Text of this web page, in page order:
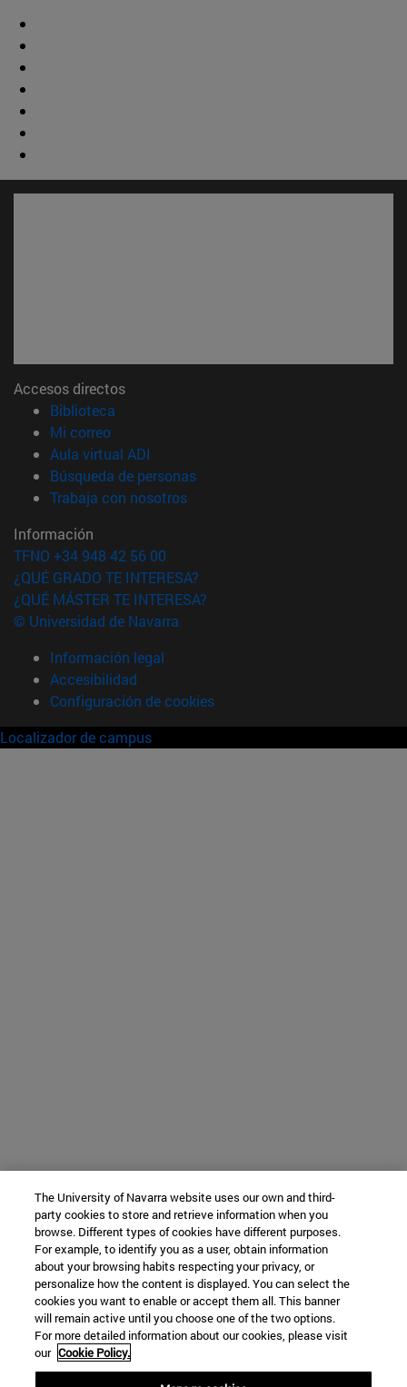
Accesos directos
Biblioteca
Mi correo(abre en nueva ventana)
Aula virtual ADI
Búsqueda de personas(abre en nueva ventana)
Trabaja con nosotros(abre en nueva ventana)
Información
TFNO +34 948 42 56 00
¿QUÉ GRADO TE INTERESA?
¿QUÉ MÁSTER TE INTERESA?
© Universidad de Navarra
Información legal
Accesibilidad
Configuración de cookies
Localizador de campus
The University of Navarra website uses our own and third-
party cookies to store and retrieve information when you
browse. Different types of cookies have different purposes.
For example, to identify you as a user, obtain information
about your browsing habits respecting your privacy, or
personalize how the content is displayed. You can select the
cookies you want to enable or accept them all. This banner
will remain active until you choose one of the two options.
For more detailed information about our cookies, please visit
our Cookie Policy.